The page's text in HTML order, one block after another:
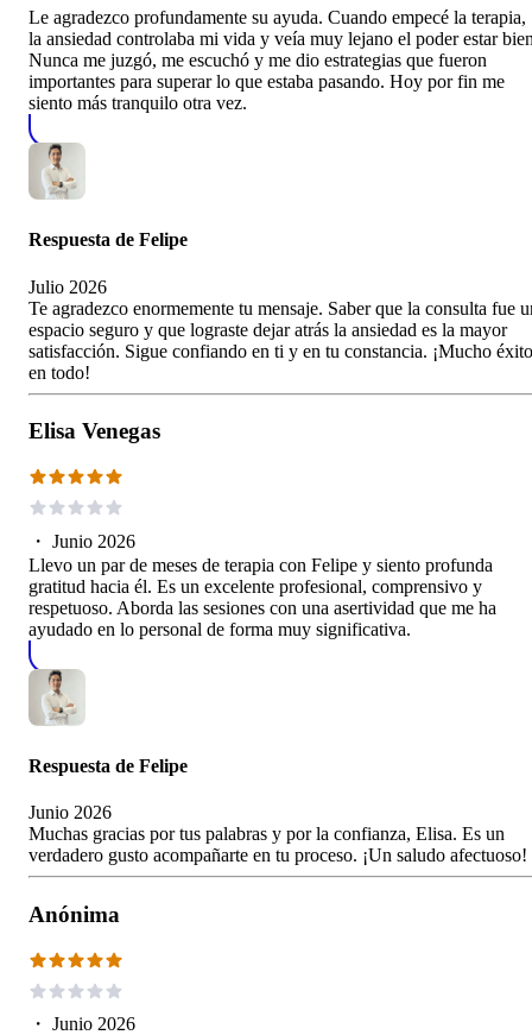
Le agradezco profundamente su ayuda. Cuando empecé la terapia,
la ansiedad controlaba mi vida y veía muy lejano el poder estar
Nunca me juzgó, me escuchó y me dio estrategias que fueron
importantes para superar lo que estaba pasando. Hoy por fin me
siento más tranquilo otra vez.
Respuesta de Felipe
Julio 2026
Te agradezco enormemente tu mensaje. Saber que la consulta fue
espacio seguro y que lograste dejar atrás la ansiedad es la mayor
satisfacción. Sigue confiando en ti y en tu constancia. ¡Mucho éxito
en todo!
Elisa Venegas
・ Junio 2026
Llevo un par de meses de terapia con Felipe y siento profunda
gratitud hacia él. Es un excelente profesional, comprensivo y
respetuoso. Aborda las sesiones con una asertividad que me ha
ayudado en lo personal de forma muy significativa.
Respuesta de Felipe
Junio 2026
Muchas gracias por tus palabras y por la confianza, Elisa. Es un
verdadero gusto acompañarte en tu proceso. ¡Un saludo afectuoso!
Anónima
・ Junio 2026